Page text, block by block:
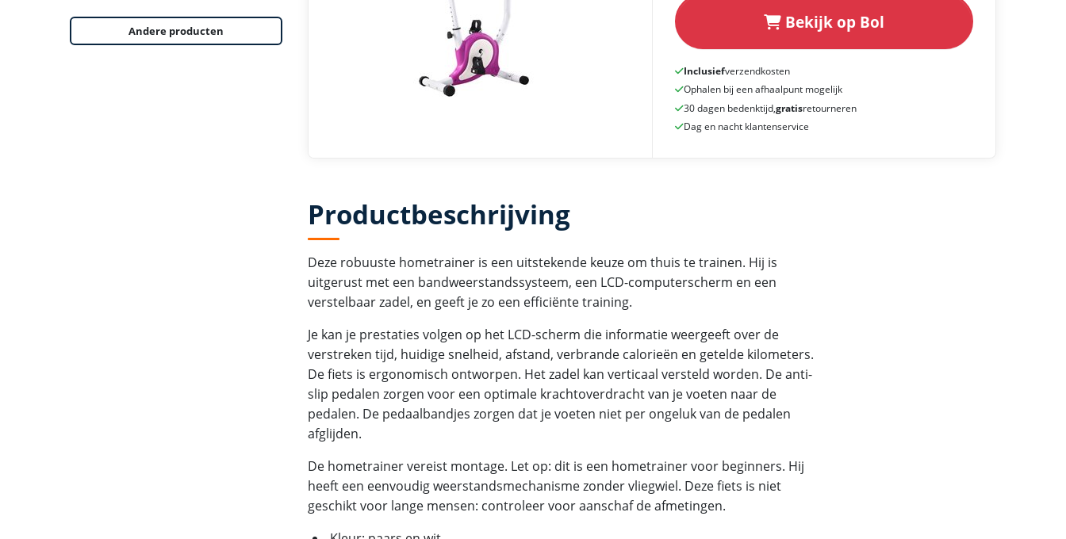
Andere producten Bekijk op Bol
Inclusiefverzendkosten
Ophalen bij een afhaalpunt mogelijk
30 dagen bedenktijd,gratisretourneren
Dag en nacht klantenservice
Productbeschrijving
Deze robuuste hometrainer is een uitstekende keuze om thuis te trainen. Hij is
uitgerust met een bandweerstandssysteem, een LCD-computerscherm en een
verstelbaar zadel, en geeft je zo een efficiënte training.
Je kan je prestaties volgen op het LCD-scherm die informatie weergeeft over de
verstreken tijd, huidige snelheid, afstand, verbrande calorieën en getelde kilometers.
De fiets is ergonomisch ontworpen. Het zadel kan verticaal versteld worden. De anti-
slip pedalen zorgen voor een optimale krachtoverdracht van je voeten naar de
pedalen. De pedaalbandjes zorgen dat je voeten niet per ongeluk van de pedalen
afglijden.
De hometrainer vereist montage. Let op: dit is een hometrainer voor beginners. Hij
heeft een eenvoudig weerstandsmechanisme zonder vliegwiel. Deze fiets is niet
geschikt voor lange mensen: controleer voor aanschaf de afmetingen.